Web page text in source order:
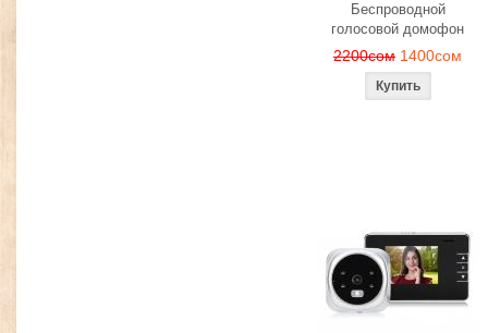
Беспроводной
голосовой домофон
2200сом 1400сом